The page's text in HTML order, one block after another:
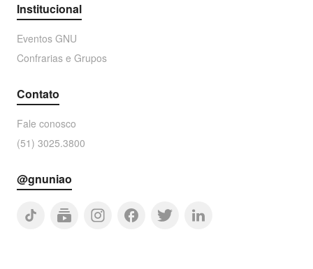
Institucional
Eventos GNU
Confrarias e Grupos
Contato
Fale conosco
(51) 3025.3800
@gnuniao
tiktok subscriptions facebook